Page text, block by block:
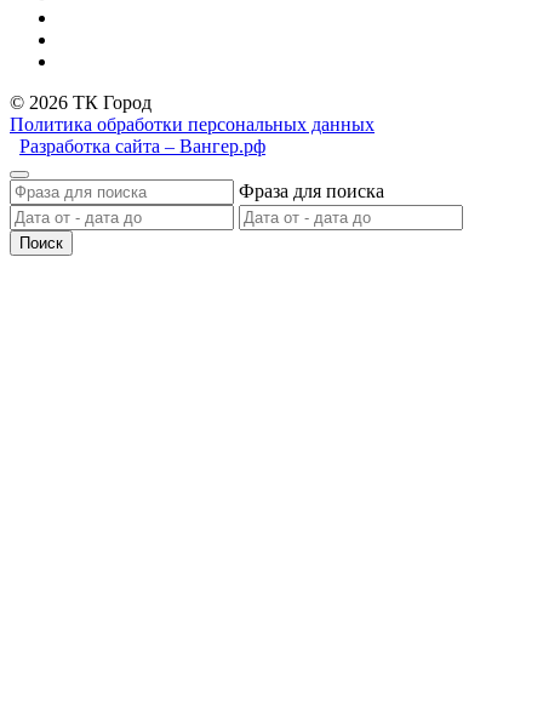
© 2026 ТК Город
Политика обработки персональных данных
Разработка сайта – Вангер.рф
Фраза для поиска
Поиск